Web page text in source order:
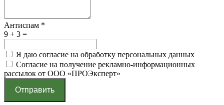
Антиспам *
9 + 3 =
Я даю согласие на обработку персональных данных
Согласие на получение рекламно-информационных
рассылок от ООО «ПРОЭксперт»
Отправить